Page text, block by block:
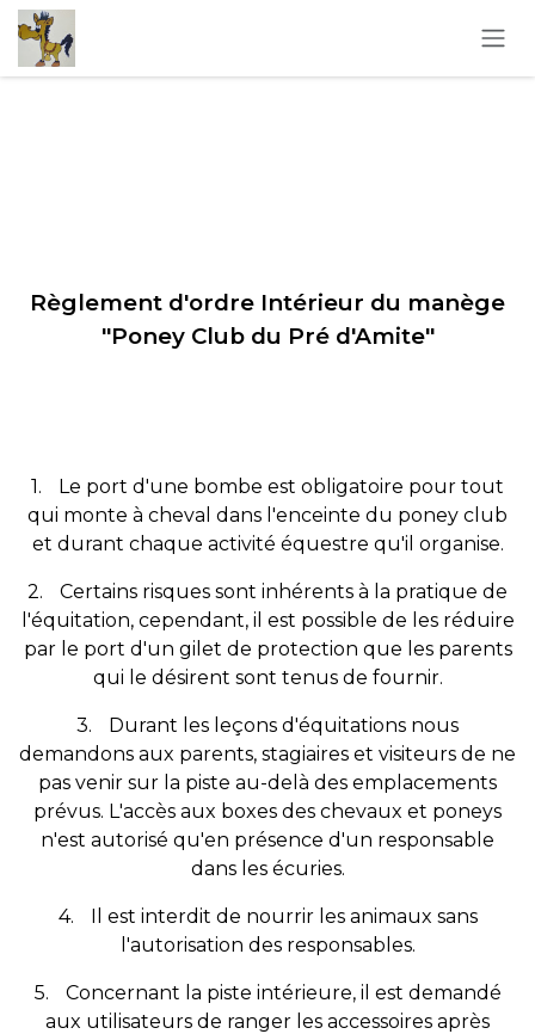
Se rendre au contenu
Règlement d'ordre Intérieur du manège
"Poney Club du Pré d'Amite"
1.
Le port d'une bombe est obligatoire pour tout
qui monte à cheval dans l'enceinte du poney club
et durant chaque activité équestre qu'il organise.
2.
Certains risques sont inhérents à la pratique de
l'équitation, cependant, il est possible de les réduire
par le port d'un gilet de protection que les parents
qui le désirent sont tenus de fournir.
3.
Durant les leçons d'équitations nous
demandons aux parents, stagiaires et visiteurs de ne
pas venir sur la piste au-delà des emplacements
prévus. L'accès aux boxes des chevaux et poneys
n'est autorisé qu'en présence d'un responsable
dans les écuries.
4.
Il est interdit de nourrir les animaux sans
l'autorisation des responsables.
5.
Concernant la piste intérieure, il est demandé
aux utilisateurs de ranger les accessoires après